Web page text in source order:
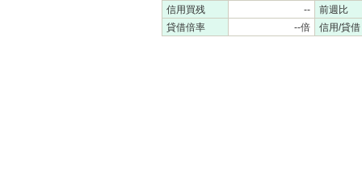
信用買残
--
前週比
貸借倍率
--倍 信用/貸借